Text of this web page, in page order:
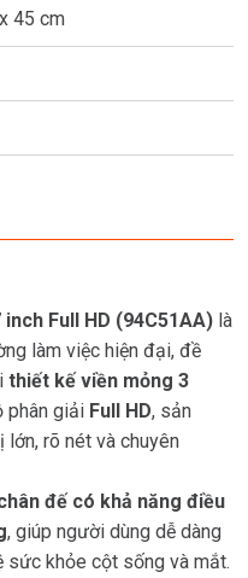
45 cm
Full HD (94C51AA) là
làm việc hiện đại, đề
thiết kế viền mỏng 3
phân giải Full HD, sản
lớn, rõ nét và chuyên
đế có khả năng điều
, giúp người dùng dễ dàng
sức khỏe cột sống và mắt.